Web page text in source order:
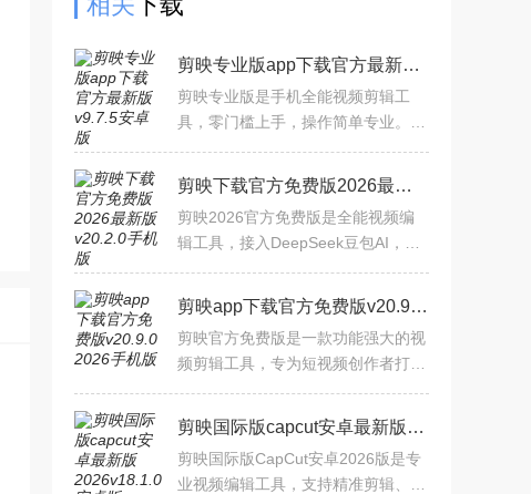
剪映专业版app下载官方最新版v9.7.5安卓版
剪映专业版是手机全能视频剪辑工
具，零门槛上手，操作简单专业。内
卡点等黑科技，支持基础剪辑、美化
特效、高级创作全流程，一
剪映下载官方免费版2026最新版v20.2.0手机版
剪映2026官方免费版是全能视频编
辑工具，接入DeepSeek豆包AI，融
剪辑、特效等全流程，打通抖音等分
享渠道。亮点有AI故事成片、
剪映app下载官方免费版v20.9.0 2026手机版
剪映官方免费版是一款功能强大的视
频剪辑工具，专为短视频创作者打
幕及热门音乐库，支持多轨编辑、智
能抠像、关键帧动画等专业
剪映国际版capcut安卓最新版2026v18.1.0 安卓版
剪映国际版CapCut安卓2026版是专
业视频编辑工具，支持精准剪辑、多